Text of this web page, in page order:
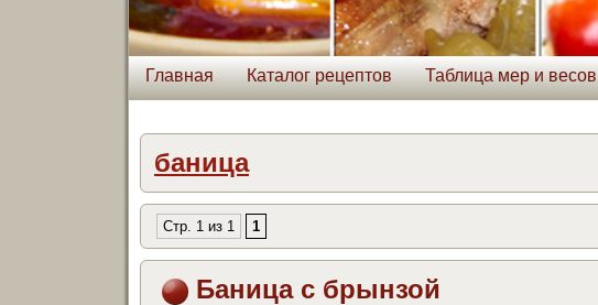
Главная Каталог рецептов Таблица мер и весов
баница
Стр. 1 из 1 1
Баница с брынзой